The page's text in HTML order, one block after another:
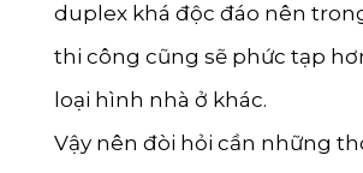
duplex khá độc đáo nên
thi công cũng sẽ phức tạp
loại hình nhà ở khác.
Vậy nên đòi hỏi cần những